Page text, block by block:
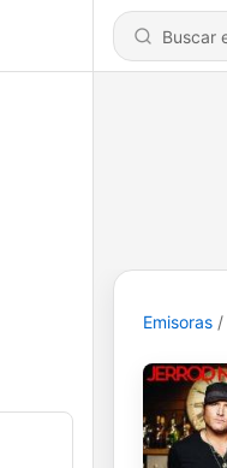
Emisoras